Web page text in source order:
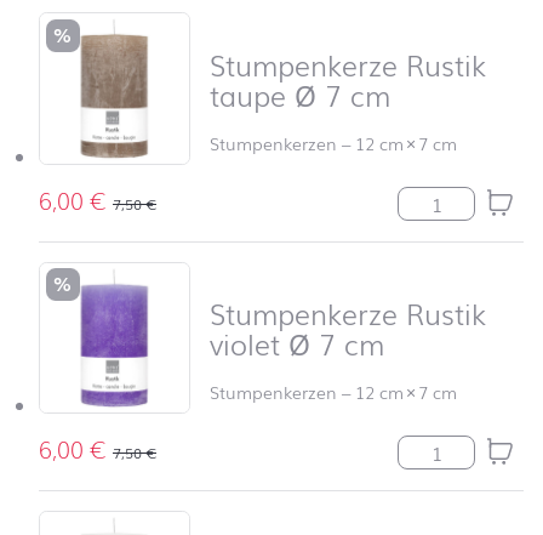
%
Stumpenkerze Rustik
taupe Ø 7 cm
Stumpenkerzen – 12 cm×7 cm
6,00€ 7,50€ Stumpenkerze
%
Stumpenkerze Rustik
violet Ø 7 cm
Stumpenkerzen – 12 cm×7 cm
6,00€ 7,50€ Stumpenkerze